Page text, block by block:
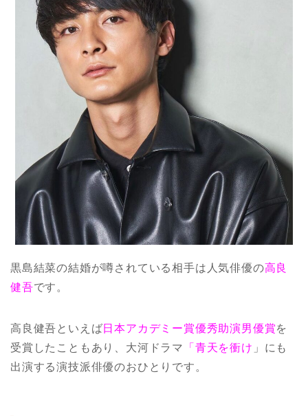
黒島結菜の結婚が噂されている相手は人気俳優の高良
健吾です。
高良健吾といえば日本アカデミー賞優秀助演男優賞を
受賞したこともあり、大河ドラマ
「青天を衝け 」にも
出演する演技派俳優のおひとりです。